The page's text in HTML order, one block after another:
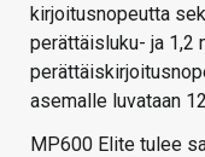
kirjoitusnopeutta
perättäisluku- ja 1,2
asemalle luvataan
MP600 Elite tulee